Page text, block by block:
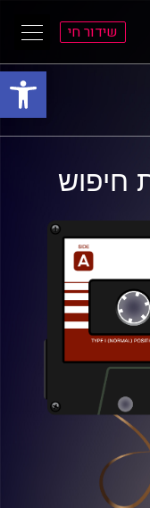
פתח
שידור חי
חיפוש